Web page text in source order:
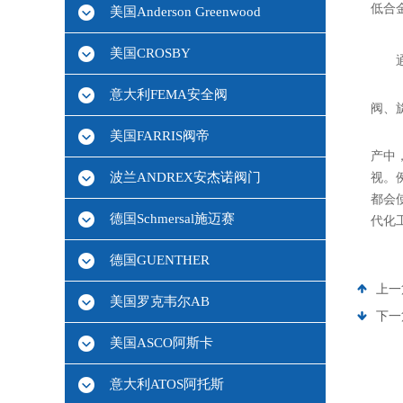
美国Anderson Greenwood
美国CROSBY
意大利FEMA安全阀
美国FARRIS阀帝
波兰ANDREX安杰诺阀门
德国Schmersal施迈赛
德国GUENTHER
美国罗克韦尔AB
美国ASCO阿斯卡
意大利ATOS阿托斯
低合
阀、
产中
视。
都会
代化
上
下